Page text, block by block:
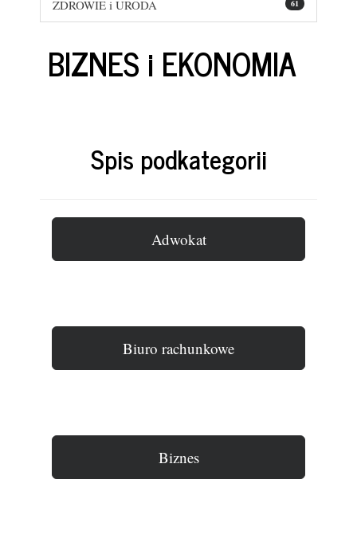
61
ZDROWIE i URODA
BIZNES i EKONOMIA
Spis podkategorii
Adwokat
Biuro rachunkowe
Biznes